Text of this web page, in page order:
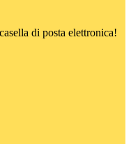
di posta elettronica!